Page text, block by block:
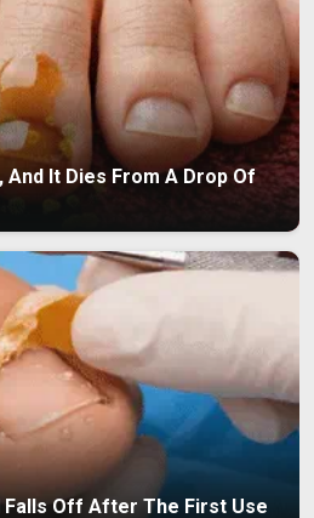
And It Dies From A Drop Of
Falls Off After The First Use